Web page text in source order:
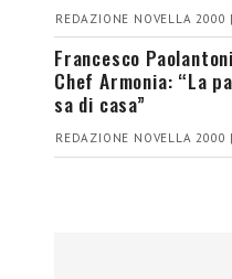
REDAZIONE NOVELLA
Francesco
Chef Armonia: “La
sa di casa”
REDAZIONE NOVELLA